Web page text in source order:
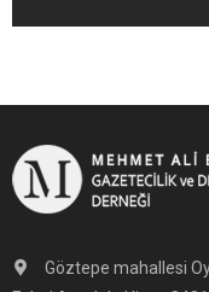
Göztepe mahallesi